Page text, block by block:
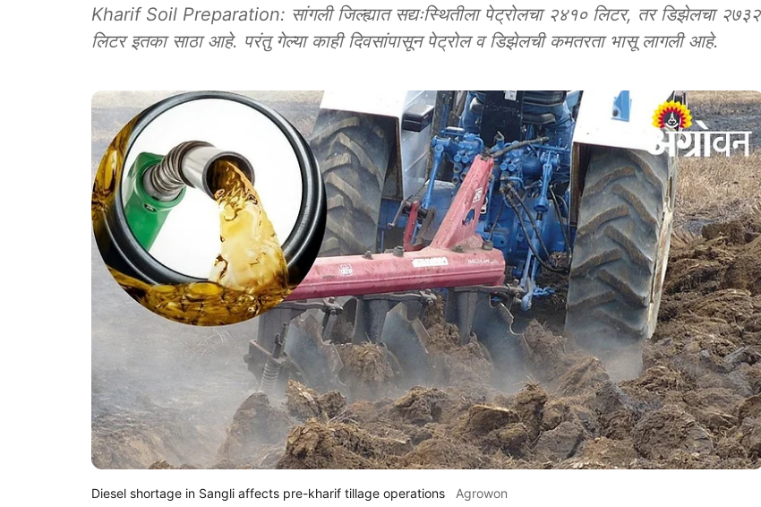
Kharif Soil Preparation: सांगली जिल्ह्यात सद्यःस्थितीला पेट्रोलचा २४१० लिटर, तर डिझेलचा २७३२
लिटर इतका साठा आहे. परंतु गेल्या काही दिवसांपासून पेट्रोल व डिझेलची कमतरता भासू लागली आहे.
Diesel shortage in Sangli affects pre-kharif tillage operations Agrowon